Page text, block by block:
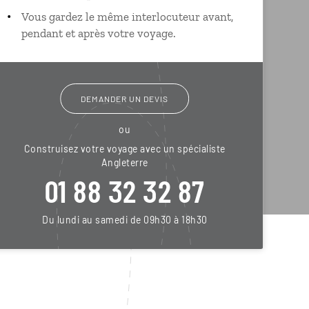
Vous gardez le même interlocuteur avant,
pendant et après votre voyage.
DEMANDER UN DEVIS
ou
Construisez votre voyage avec un spécialiste
Angleterre
01 88 32 32 87
Du lundi au samedi de 09h30 à 18h30